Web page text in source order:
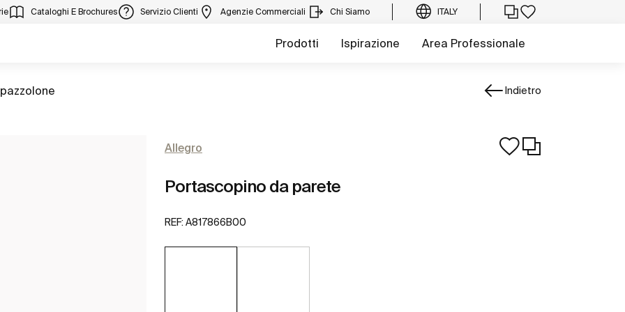
Cataloghi E Brochures Servizio Clienti Agenzie Commerciali Chi Siamo ITALY
Prodotti Ispirazione Area Professionale
Indietro
Allegro
Portascopino da parete
REF: A817866B00